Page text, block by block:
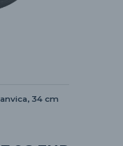
34 cm